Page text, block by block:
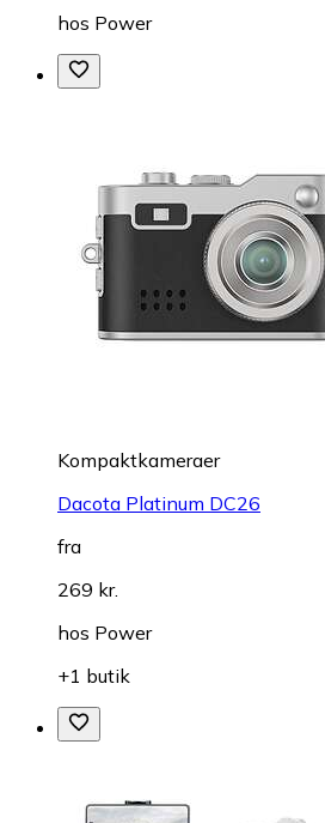
hos Power
Kompaktkameraer
Dacota Platinum DC26
fra
269 kr.
hos Power
+1 butik